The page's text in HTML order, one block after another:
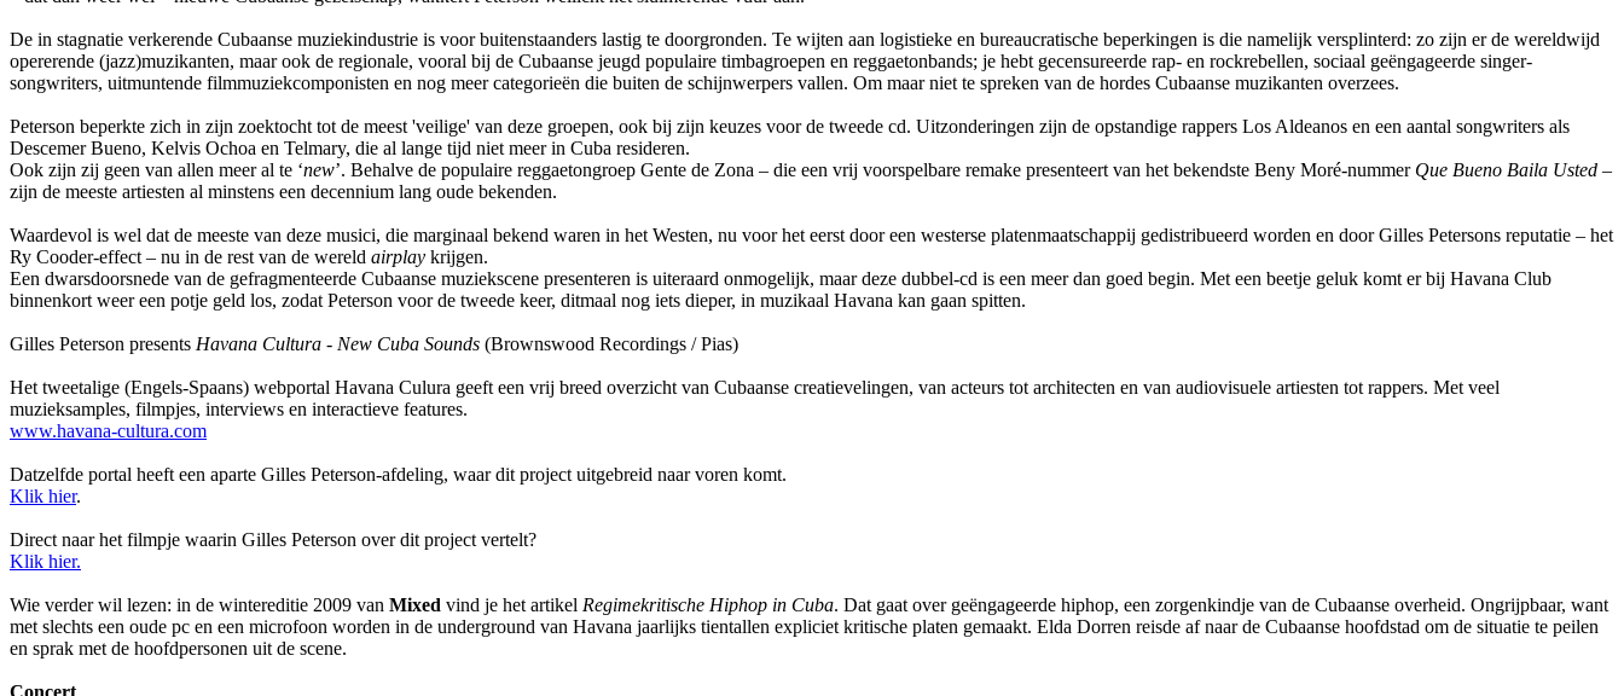
De in stagnatie verkerende Cubaanse muziekindustrie is voor buitenstaanders lastig te doorgronden. Te wijten aan logistieke en bureaucratische beperkingen is die namelijk versplinterd: zo zijn er de wereldwijd
opererende (jazz)muzikanten, maar ook de regionale, vooral bij de Cubaanse jeugd populaire timbagroepen en reggaetonbands; je hebt gecensureerde rap- en rockrebellen, sociaal geëngageerde singer-
songwriters, uitmuntende filmmuziekcomponisten en nog meer categorieën die buiten de schijnwerpers vallen. Om maar niet te spreken van de hordes Cubaanse muzikanten overzees.
Peterson beperkte zich in zijn zoektocht tot de meest 'veilige' van deze groepen, ook bij zijn keuzes voor de tweede cd. Uitzonderingen zijn de opstandige rappers Los Aldeanos en een aantal songwriters als
Descemer Bueno, Kelvis Ochoa en Telmary, die al lange tijd niet meer in Cuba resideren.
Ook zijn zij geen van allen meer al te ‘new’. Behalve de populaire reggaetongroep Gente de Zona – die een vrij voorspelbare remake presenteert van het bekendste Beny Moré-nummer Que Bueno Baila Usted –
zijn de meeste artiesten al minstens een decennium lang oude bekenden.
Waardevol is wel dat de meeste van deze musici, die marginaal bekend waren in het Westen, nu voor het eerst door een westerse platenmaatschappij gedistribueerd worden en door Gilles Petersons reputatie – het
Ry Cooder-effect – nu in de rest van de wereld airplay krijgen.
Een dwarsdoorsnede van de gefragmenteerde Cubaanse muziekscene presenteren is uiteraard onmogelijk, maar deze dubbel-cd is een meer dan goed begin. Met een beetje geluk komt er bij Havana Club
binnenkort weer een potje geld los, zodat Peterson voor de tweede keer, ditmaal nog iets dieper, in muzikaal Havana kan gaan spitten.
Gilles Peterson presents Havana Cultura - New Cuba Sounds (Brownswood Recordings / Pias)
Het tweetalige (Engels-Spaans) webportal Havana Culura geeft een vrij breed overzicht van Cubaanse creatievelingen, van acteurs tot architecten en van audiovisuele artiesten tot rappers. Met veel
muzieksamples, filmpjes, interviews en interactieve features.
www.havana-cultura.com
Datzelfde portal heeft een aparte Gilles Peterson-afdeling, waar dit project uitgebreid naar voren komt.
Klik hier.
Direct naar het filmpje waarin Gilles Peterson over dit project vertelt?
Klik hier.
Wie verder wil lezen: in de wintereditie 2009 van Mixed vind je het artikel Regimekritische Hiphop in Cuba. Dat gaat over geëngageerde hiphop, een zorgenkindje van de Cubaanse overheid. Ongrijpbaar, want
met slechts een oude pc en een microfoon worden in de underground van Havana jaarlijks tientallen expliciet kritische platen gemaakt. Elda Dorren reisde af naar de Cubaanse hoofdstad om de situatie te peilen
en sprak met de hoofdpersonen uit de scene.
Concert